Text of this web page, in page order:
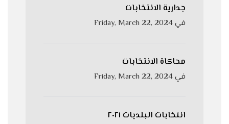
جدارية الانتخابات
فيFriday, March 22, 2024
محاكاة الانتخابات
فيFriday, March 22, 2024
انتخابات البلديات ٢٠٢١